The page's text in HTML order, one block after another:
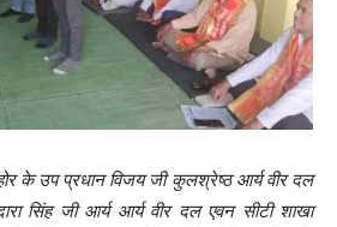
के उप प्रधान विजय जी कुलश्रेष्ठ आर्य वीर दल
सिंह जी आर्य आर्य वीर दल एवन सीटी शाखा